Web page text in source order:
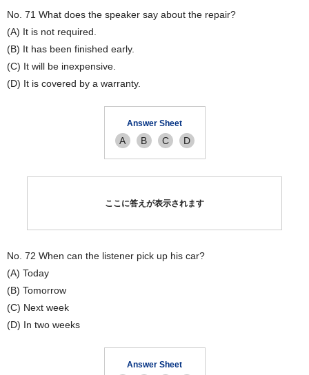
No. 71 What does the speaker say about the repair?
(A) It is not required.
(B) It has been finished early.
(C) It will be inexpensive.
(D) It is covered by a warranty.
Answer Sheet
A B C D
ここに答えが表示されます
No. 72 When can the listener pick up his car?
(A) Today
(B) Tomorrow
(C) Next week
(D) In two weeks
Answer Sheet